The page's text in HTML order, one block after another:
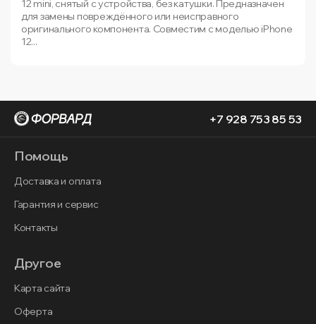
12 mini, снятый с устройства, без катушки. Предназначен
для замены повреждённого или неисправного
оригинального компонента. Совместим с моделью iPhone
12...
+7 928 753 85 53
Помощь
Доставка и оплата
Гарантия и сервис
Контакты
Другое
Карта сайта
Оферта